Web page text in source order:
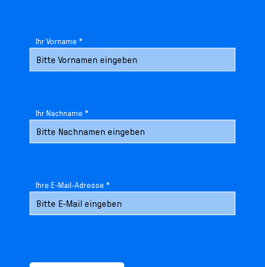
Ihr Vorname *
Ihr Nachname *
Ihre E-Mail-Adresse *